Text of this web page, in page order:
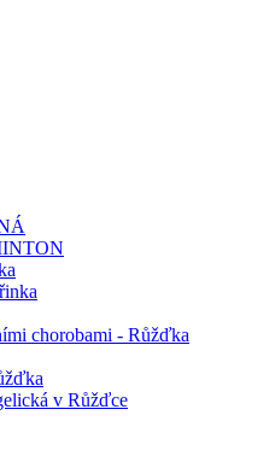
chorobami - Růžďka
v Růžďce